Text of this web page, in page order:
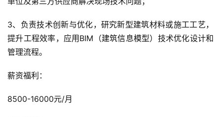
3、负责技术创新与优化，研究新型建筑材料或施工工艺，
提升工程效率，应用BIM（建筑信息模型）技术优化设计和
管理流程。
薪资福利：
8500-16000元/月